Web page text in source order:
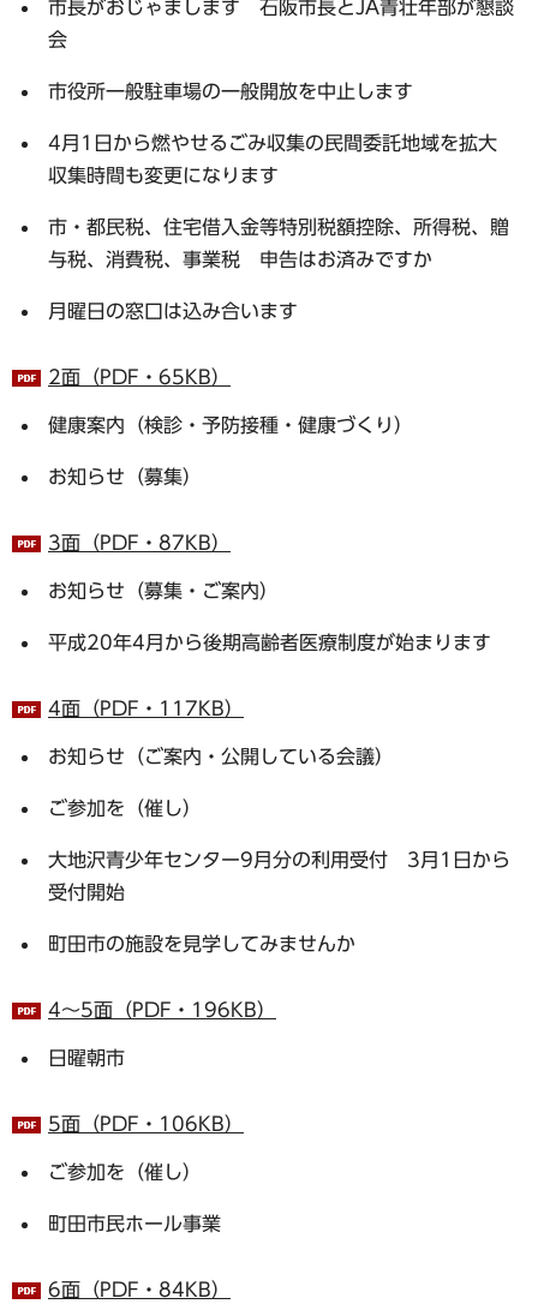
市長がおじゃまします 石阪市長とJA青壮年部が懇談
会
市役所一般駐車場の一般開放を中止します
4月1日から燃やせるごみ収集の民間委託地域を拡大
収集時間も変更になります
市・都民税、住宅借入金等特別税額控除、所得税、贈
与税、消費税、事業税 申告はお済みですか
月曜日の窓口は込み合います
2面（PDF・65KB）
健康案内（検診・予防接種・健康づくり）
お知らせ（募集）
3面（PDF・87KB）
お知らせ（募集・ご案内）
平成20年4月から後期高齢者医療制度が始まります
4面（PDF・117KB）
お知らせ（ご案内・公開している会議）
ご参加を（催し）
大地沢青少年センター9月分の利用受付 3月1日から
受付開始
町田市の施設を見学してみませんか
4～5面（PDF・196KB）
日曜朝市
5面（PDF・106KB）
ご参加を（催し）
町田市民ホール事業
6面（PDF・84KB）